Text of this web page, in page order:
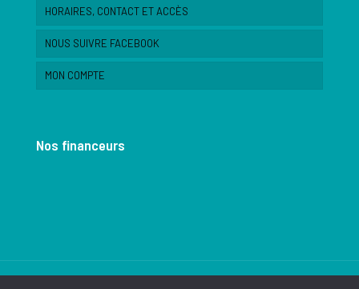
HORAIRES, CONTACT ET ACCÈS
NOUS SUIVRE FACEBOOK
MON COMPTE
Nos financeurs